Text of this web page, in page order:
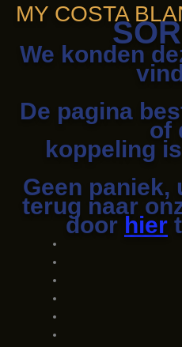
MY COSTA
We konden
De pagina
of
koppeling
Geen paniek,
terug naar
door hier